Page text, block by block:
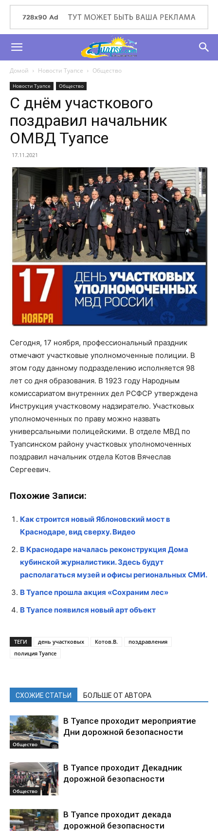
Домой Новости Туапсе Общество
Новости Туапсе Общество
С днём участкового
поздравил начальник
ОМВД Туапсе
17.11.2021
Сегодня, 17 ноября, профессиональный праздник
отмечают участковые уполномоченные полиции. В
этом году данному подразделению исполняется 98
лет со дня образования. В 1923 году Народным
комиссариатом внутренних дел РСФСР утверждена
Инструкция участковому надзирателю. Участковых
уполномоченных по праву можно назвать
универсальными полицейскими. В отделе МВД по
Туапсинском району участковых уполномоченных
поздравил начальник отдела Котов Вячеслав
Сергеевич.
Похожие Записи:
Как строится новый Яблоновский мост в
Краснодаре, вид сверху. Видео
В Краснодаре началась реконструкция Дома
кубинской журналистики. Здесь будут
располагаться музей и офисы региональных СМИ.
В Туапсе прошла акция «Сохраним лес»
В Туапсе появился новый арт объект
ТЕГИ день участковых Котов.В.
поздравления
полиция Туапсе
СХОЖИЕ СТАТЬИ БОЛЬШЕ ОТ АВТОРА
Общество
В Туапсе проходит мероприятие
Дни дорожной безопасности
Общество
В Туапсе проходит Декадник
дорожной безопасности
В Туапсе проходит декада
дорожной безопасности